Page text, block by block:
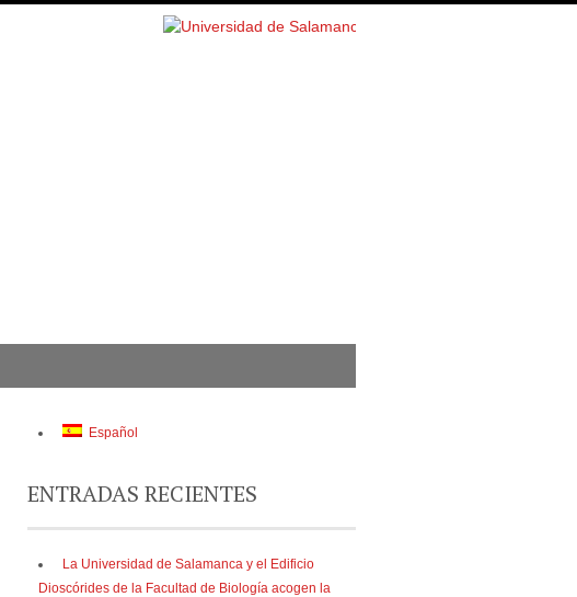
Español
ENTRADAS RECIENTES
La Universidad de Salamanca y el Edificio
Dioscórides de la Facultad de Biología acogen la